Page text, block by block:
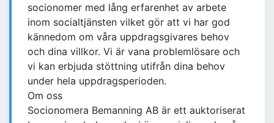
socionomer med lång erfarenhet av arbete
inom socialtjänsten vilket gör att vi har god
kännedom om våra uppdragsgivares behov
och dina villkor. Vi är vana problemlösare och
vi kan erbjuda stöttning utifrån dina behov
under hela uppdragsperioden.
Om oss
Socionomera Bemanning AB är ett auktoriserat